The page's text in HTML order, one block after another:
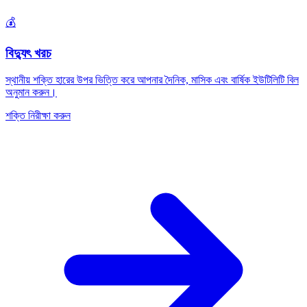
💰
বিদ্যুৎ খরচ
স্থানীয় শক্তি হারের উপর ভিত্তি করে আপনার দৈনিক, মাসিক এবং বার্ষিক ইউটিলিটি বিল
অনুমান করুন।
শক্তি নিরীক্ষা করুন